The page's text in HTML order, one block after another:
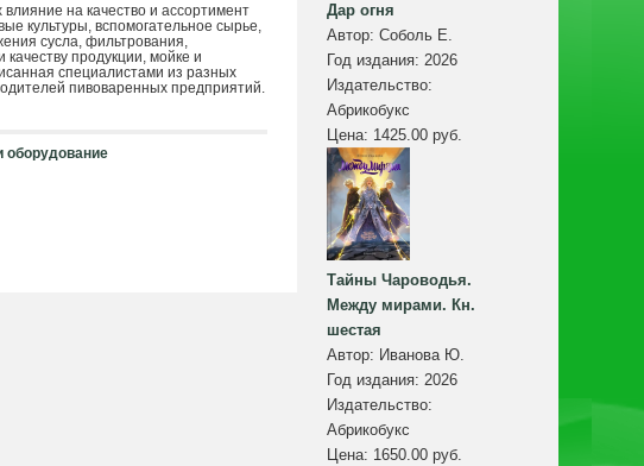
на качество и ассортимент
культуры, вспомогательное сырье,
сусла, фильтрования,
продукции, мойке и
специалистами из разных
пивоваренных предприятий.
оборудование
Дар огня
Автор: Соболь Е.
Год издания: 2026
Издательство:
Абрикобукс
Цена: 1425.00 руб.
Тайны Чароводья.
Между мирами. Кн.
шестая
Автор: Иванова Ю.
Год издания: 2026
Издательство:
Абрикобукс
Цена: 1650.00 руб.